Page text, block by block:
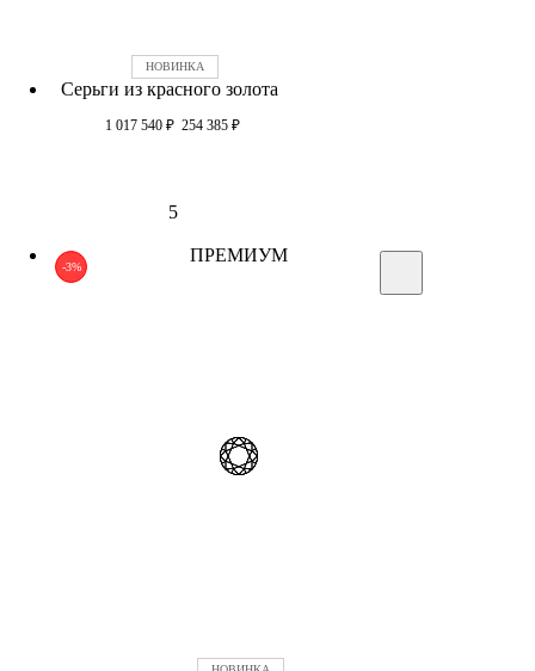
Серьги из красного золота
1 017 540 ₽ 254 385 ₽
5
-3%
ПРЕМИУМ